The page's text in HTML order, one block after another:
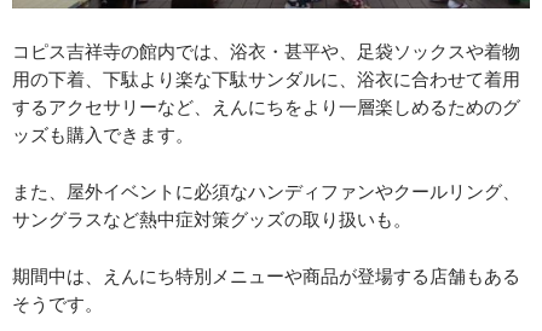
コピス吉祥寺の館内では、浴衣・甚平や、足袋ソックスや着物
用の下着、下駄より楽な下駄サンダルに、浴衣に合わせて着用
するアクセサリーなど、えんにちをより一層楽しめるためのグ
ッズも購入できます。
また、屋外イベントに必須なハンディファンやクールリング、
サングラスなど熱中症対策グッズの取り扱いも。
期間中は、えんにち特別メニューや商品が登場する店舗もある
そうです。